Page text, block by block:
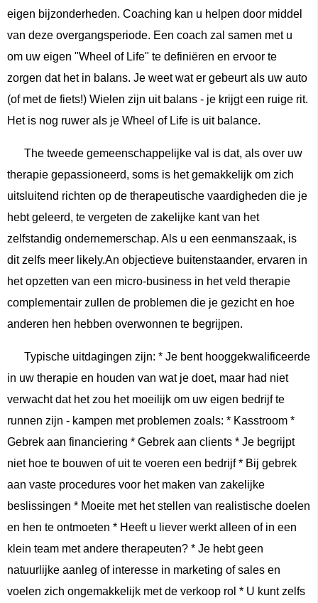
eigen bijzonderheden. Coaching kan u helpen door middel
van deze overgangsperiode. Een coach zal samen met u
om uw eigen "Wheel of Life" te definiëren en ervoor te
zorgen dat het in balans. Je weet wat er gebeurt als uw auto
(of met de fiets!) Wielen zijn uit balans - je krijgt een ruige rit.
Het is nog ruwer als je Wheel of Life is uit balance.
The tweede gemeenschappelijke val is dat, als over uw
therapie gepassioneerd, soms is het gemakkelijk om zich
uitsluitend richten op de therapeutische vaardigheden die je
hebt geleerd, te vergeten de zakelijke kant van het
zelfstandig ondernemerschap. Als u een eenmanszaak, is
dit zelfs meer likely.An objectieve buitenstaander, ervaren in
het opzetten van een micro-business in het veld therapie
complementair zullen de problemen die je gezicht en hoe
anderen hen hebben overwonnen te begrijpen.
Typische uitdagingen zijn: * Je bent hooggekwalificeerde
in uw therapie en houden van wat je doet, maar had niet
verwacht dat het zou het moeilijk om uw eigen bedrijf te
runnen zijn - kampen met problemen zoals: * Kasstroom *
Gebrek aan financiering * Gebrek aan clients * Je begrijpt
niet hoe te bouwen of uit te voeren een bedrijf * Bij gebrek
aan vaste procedures voor het maken van zakelijke
beslissingen * Moeite met het stellen van realistische doelen
en hen te ontmoeten * Heeft u liever werkt alleen of in een
klein team met andere therapeuten? * Je hebt geen
natuurlijke aanleg of interesse in marketing of sales en
voelen zich ongemakkelijk met de verkoop rol * U kunt zelfs